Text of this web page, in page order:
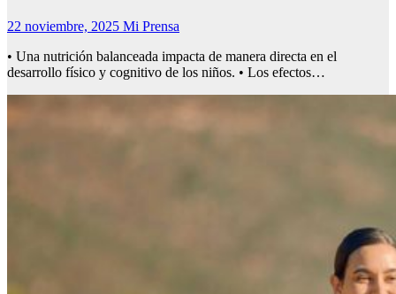
22 noviembre, 2025 Mi Prensa
• Una nutrición balanceada impacta de manera directa en el
desarrollo físico y cognitivo de los niños. • Los efectos…